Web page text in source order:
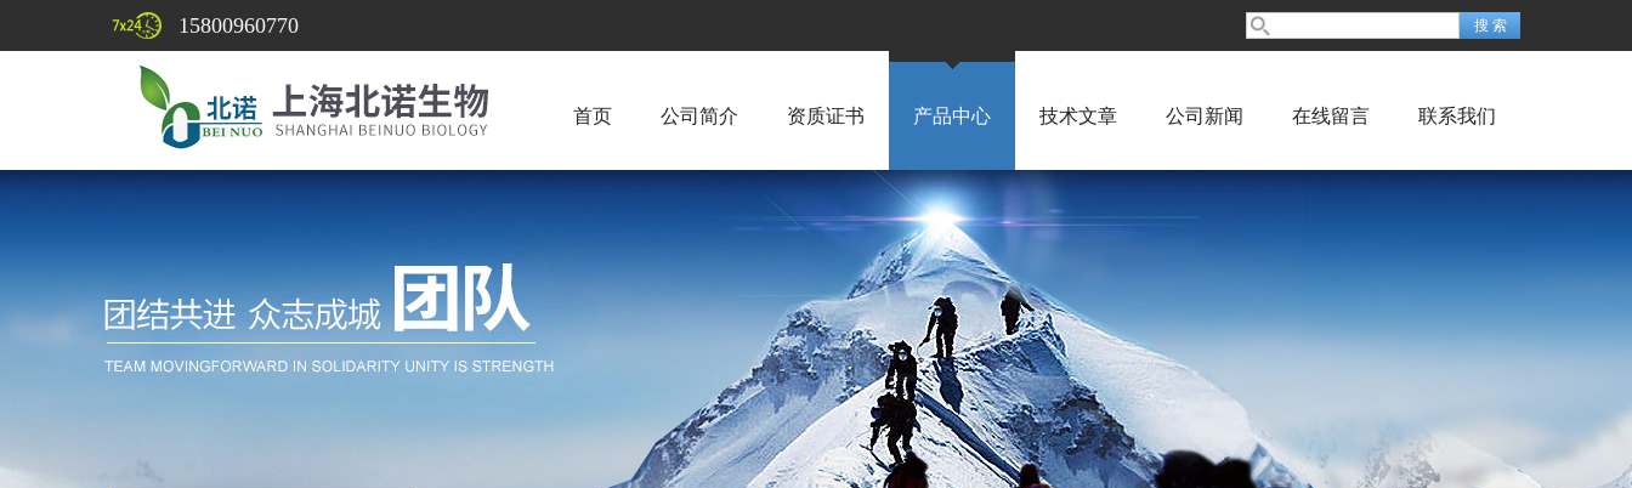
15800960770
首页 公司简介 资质证书 产品中心 技术文章 公司新闻 在线留言 联系我们